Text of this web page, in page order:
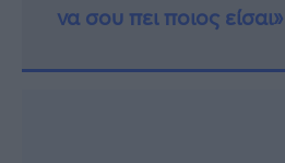
να σου πει ποιος είσαι»